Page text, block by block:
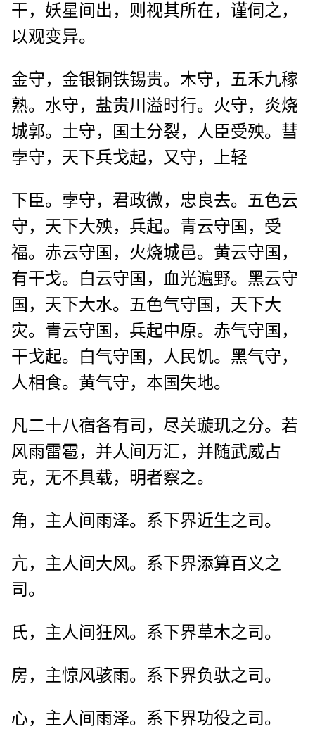
干，妖星间出，则视其所在，谨伺之，
以观变异。
金守，金银铜铁锡贵。木守，五禾九稼
熟。水守，盐贵川溢时行。火守，炎烧
城郭。土守，国土分裂，人臣受殃。彗
孛守，天下兵戈起，又守，上轻
下臣。孛守，君政微，忠良去。五色云
守，天下大殃，兵起。青云守国，受
福。赤云守国，火烧城邑。黄云守国，
有干戈。白云守国，血光遍野。黑云守
国，天下大水。五色气守国，天下大
灾。青云守国，兵起中原。赤气守国，
干戈起。白气守国，人民饥。黑气守，
人相食。黄气守，本国失地。
凡二十八宿各有司，尽关璇玑之分。若
风雨雷雹，并人间万汇，并随武威占
克，无不具载，明者察之。
角，主人间雨泽。系下界近生之司。
亢，主人间大风。系下界添算百义之
司。
氏，主人间狂风。系下界草木之司。
房，主惊风骇雨。系下界负驮之司。
心，主人间雨泽。系下界功役之司。